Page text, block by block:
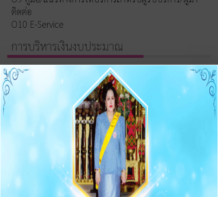
ติดต่อ
O10 E-Service
การบริหารเงินงบประมาณ
รายการและความก้าวหน้าการจัดซื้อจัดจ้างและจัดหาพัสดุ
ประกาศต่างๆ เกี่ยวกับการจัดซื้อจัดจ้าง/จัดหาพัสดุ
ความก้าวหน้าการจัดซื้อจัดจ้าง/จัดหาพัสดุ
O11 สรุปผลการจัดซื้อจัดจ้าง/จัดหาพัสดุรายเดือน
O12 รายงานสรุปผลการจัดซื้อจัดจ้าง/จัดหาพัสดุประจำปี
การบริหารและพัฒนาทรัพยากรบุคคล
O13 แผนบริหารและพัฒนาทรัพยากรบุคคล
การดำเนินการตามนโยบายบริหารทรัพยากรบุคคล
หลักเกณฑ์การบริหารและพัฒนาทรัพยากรบุคคล